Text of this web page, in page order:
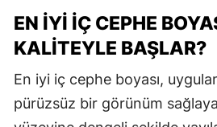
EN İYI İÇ CEPHE
KALITEYLE BAŞLAR?
En iyi iç cephe boyası,
pürüzsüz bir görünüm